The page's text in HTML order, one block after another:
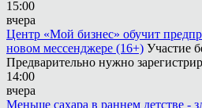
15:00
вчера
Центр «Мой бизнес» обучит
новом мессенджере (16+) Участие
Предварительно нужно
14:00
вчера
Меньше сахара в раннем детстве -